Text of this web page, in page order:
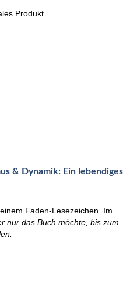
Produkt
& Dynamik: Ein lebendiges
Faden-Lesezeichen. Im
nur das Buch möchte, bis zum